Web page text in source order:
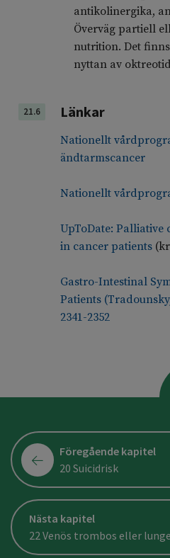
antikolinergika,
Överväg partiell
nutrition. Det
nyttan av
21.6 Länkar
Nationellt
ändtarmscancer
Nationellt
UpToDate:
in cancer patients
Gastro-Intestinal
Patients
2341-2352
Föregående kapitel
20 Suicidrisk
Nästa kapitel
22 Venös trombos eller